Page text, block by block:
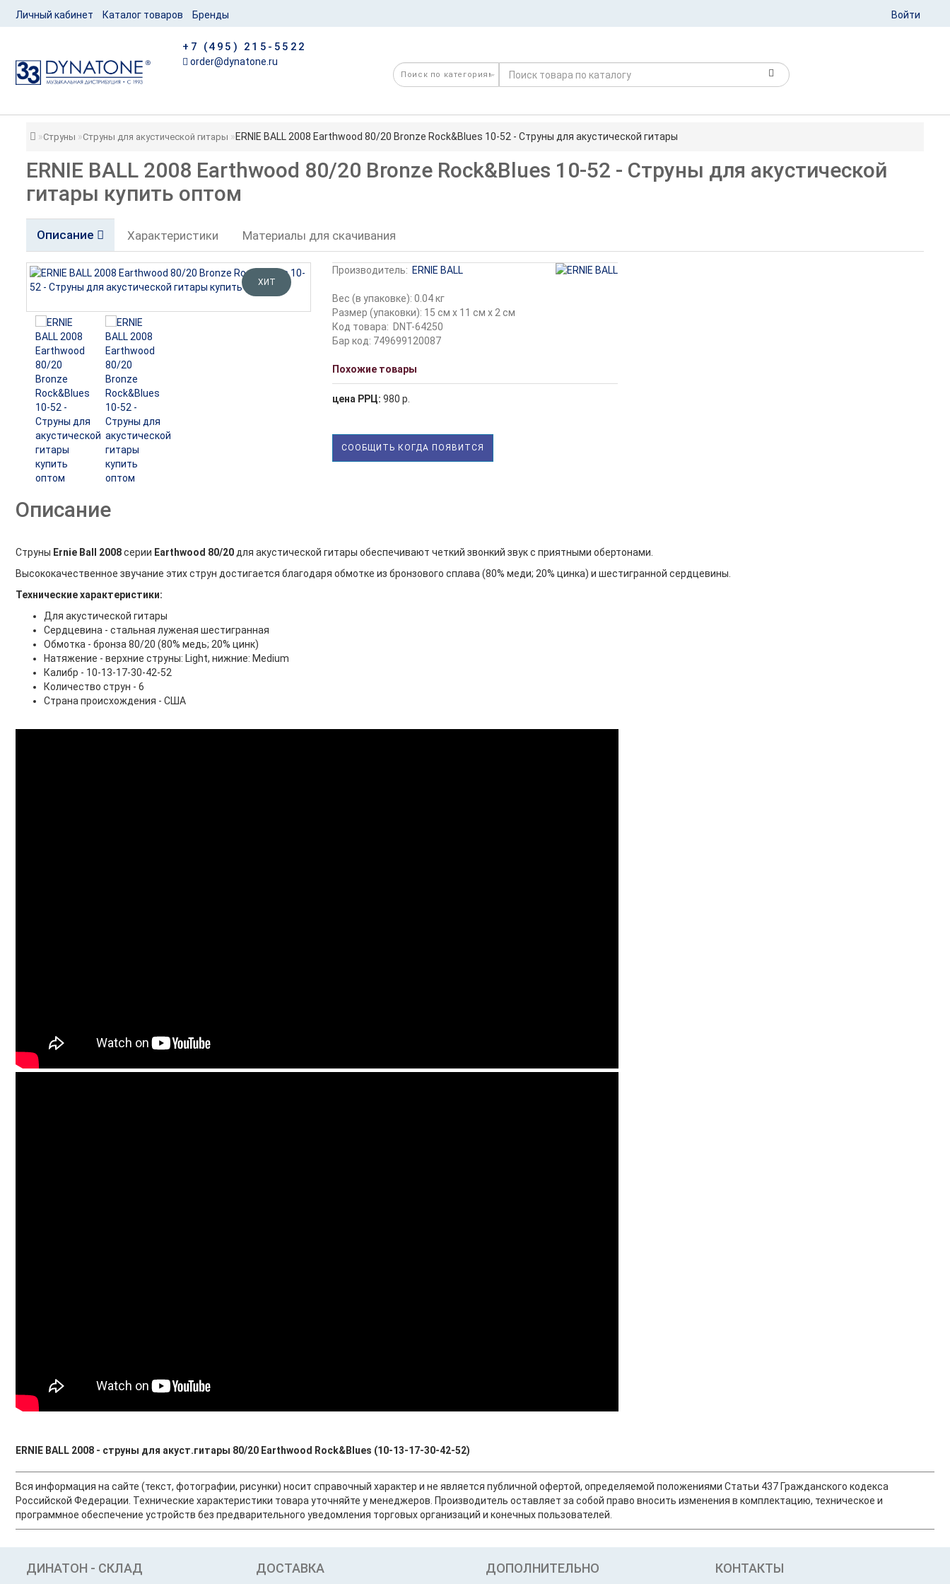
Личный кабинет Каталог товаров Бренды Войти
+7 (495) 215-5522
order@dynatone.ru
Струны Струны для акустической гитары ERNIE BALL 2008 Earthwood 80/20 Bronze Rock&Blues 10-52 - Струны для акустической гитары
ERNIE BALL 2008 Earthwood 80/20 Bronze Rock&Blues 10-52 - Струны для акустической
гитары купить оптом
Описание Характеристики Материалы для скачивания
ХИТ
Производитель: ERNIE BALL
Вес (в упаковке): 0.04 кг
Размер (упаковки): 15 см x 11 см x 2 см
Код товара: DNT-64250
Бар код: 749699120087
Похожие товары
цена РРЦ: 980 р.
СООБЩИТЬ КОГДА ПОЯВИТСЯ
Описание
Струны Ernie Ball 2008серии Earthwood 80/20для акустической гитары обеспечивают четкий звонкий звук с приятными обертонами.
Высококачественное звучание этих струн достигается благодаря обмотке из бронзового сплава (80% меди; 20% цинка) и шестигранной сердцевины.
Технические характеристики:
Для акустической гитары
Сердцевина - стальная луженая шестигранная
Обмотка - бронза 80/20 (80% медь; 20% цинк)
Натяжение - верхние струны: Light, нижние: Medium
Калибр - 10-13-17-30-42-52
Количество струн - 6
Страна происхождения - США
ERNIE BALL 2008 - струны для акуст.гитары 80/20 Earthwood Rock&Blues (10-13-17-30-42-52)
Вся информация на сайте (текст, фотографии, рисунки) носит справочный характер и не является публичной офертой, определяемой положениями Статьи 437 Гражданского кодекса
Российской Федерации. Технические характеристики товара уточняйте у менеджеров. Производитель оставляет за собой право вносить изменения в комплектацию, техническое и
программное обеспечение устройств без предварительного уведомления торговых организаций и конечных пользователей.
ДИНАТОН - СКЛАД ДОСТАВКА ДОПОЛНИТЕЛЬНО КОНТАКТЫ